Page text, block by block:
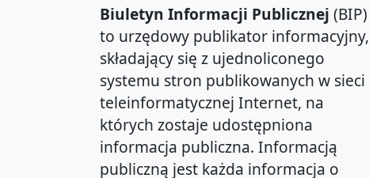
Biuletyn Informacji Publicznej (BIP)
to urzędowy publikator informacyjny,
składający się z ujednoliconego
systemu stron publikowanych w sieci
teleinformatycznej Internet, na
których zostaje udostępniona
informacja publiczna. Informacją
publiczną jest każda informacja o